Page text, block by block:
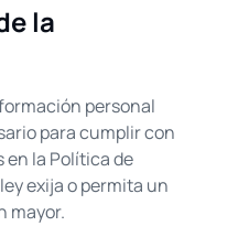
la
personal
para cumplir con
la Política de
exija o permita un
mayor.